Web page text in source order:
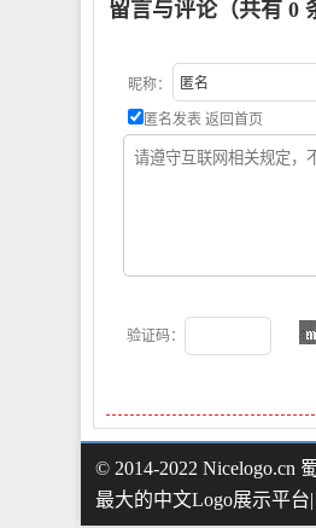
留言与评论（共有 0
昵称：
匿名发表 返回首页
验证码：
© 2014-2022 Nicelogo.cn
最大的中文Logo展示平台|